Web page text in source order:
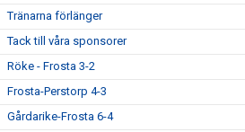
Tränarna förlänger
Tack till våra sponsorer
Röke - Frosta 3-2
Frosta-Perstorp 4-3
Gårdarike-Frosta 6-4